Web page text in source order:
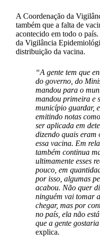
A Coordenação da
também que a falta de
acontecido em todo o
da Vigilância
distribuição da vacina.
“A gente tem que
do governo, do
mandou para o
mandou primeira e
município guardar,
emitindo notas
ser aplicada em
dizendo quais eram
essa vacina. Em
também continua
ultimamente esses
pouco, em
por isso, algumas
acabou. Não quer
ninguém vai tomar
chegar, mas por
no país, ela não
que a gente
explica.